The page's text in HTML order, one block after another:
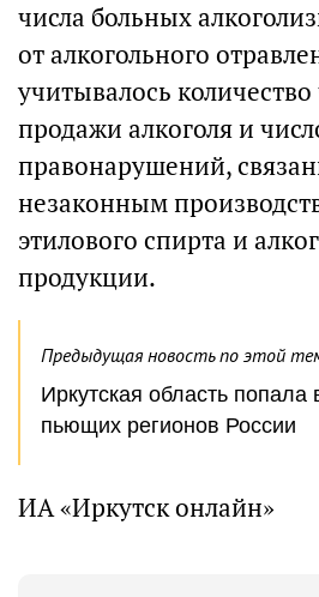
числа больных
от алкогольного
учитывалось количество
продажи алкоголя и
правонарушений,
незаконным
этилового спирта и
продукции.
Предыдущая новость по этой
Иркутская область
пьющих регионов России
ИА «Иркутск онлайн»